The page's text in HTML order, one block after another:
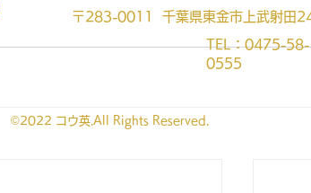
〒283-0011 千葉県東金市上武射田
TEL：0475-58-
0555
©2022 コウ英.All Rights Reserved.